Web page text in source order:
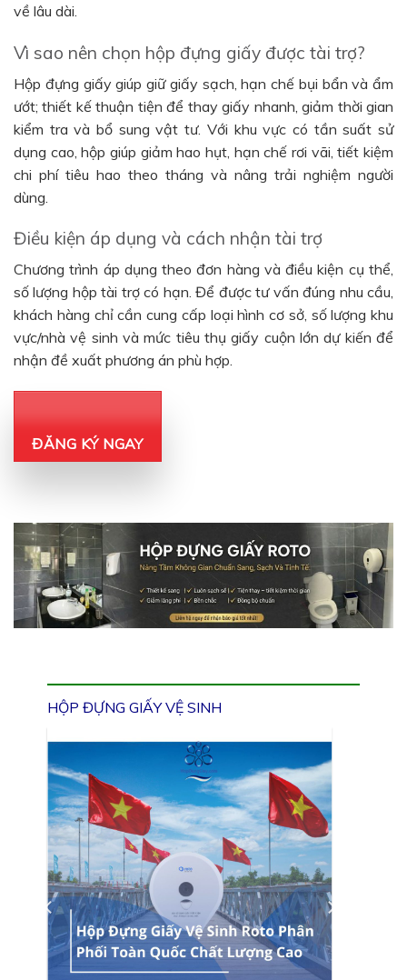
về lâu dài.
Vì sao nên chọn hộp đựng giấy được tài trợ?
Hộp đựng giấy giúp giữ giấy sạch, hạn chế bụi bẩn và ẩm
ướt; thiết kế thuận tiện để thay giấy nhanh, giảm thời gian
kiểm tra và bổ sung vật tư. Với khu vực có tần suất sử
dụng cao, hộp giúp giảm hao hụt, hạn chế rơi vãi, tiết kiệm
chi phí tiêu hao theo tháng và nâng trải nghiệm người
dùng.
Điều kiện áp dụng và cách nhận tài trợ
Chương trình áp dụng theo đơn hàng và điều kiện cụ thể,
số lượng hộp tài trợ có hạn. Để được tư vấn đúng nhu cầu,
khách hàng chỉ cần cung cấp loại hình cơ sở, số lượng khu
vực/nhà vệ sinh và mức tiêu thụ giấy cuộn lớn dự kiến để
nhận đề xuất phương án phù hợp.
ĐĂNG KÝ NGAY
HỘP ĐỰNG GIẤY VỆ SINH